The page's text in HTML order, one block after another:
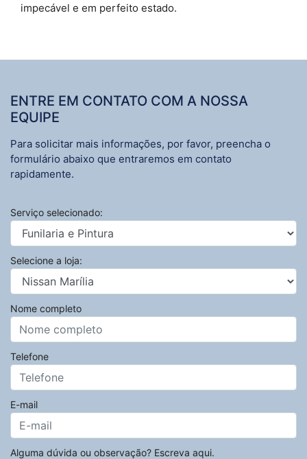
impecável e em perfeito estado.
ENTRE EM CONTATO COM A NOSSA
EQUIPE
Para solicitar mais informações, por favor, preencha o
formulário abaixo que entraremos em contato
rapidamente.
Serviço selecionado:
Selecione a loja:
Nome completo
Telefone
E-mail
Alguma dúvida ou observação? Escreva aqui.